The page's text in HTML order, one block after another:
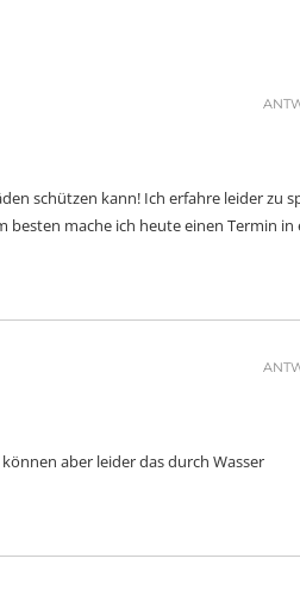
schützen kann! Ich erfahre leider zu
mache ich heute einen Termin in
aber leider das durch Wasser